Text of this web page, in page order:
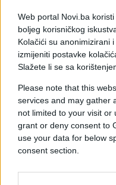
Web portal Novi.ba
boljeg korisničkog
Kolačići su anonimizirani
izmijeniti postavke
Slažete li se sa
Please note that this
services and may gather
not limited to your visit or
grant or deny consent to
use your data for below
consent section.